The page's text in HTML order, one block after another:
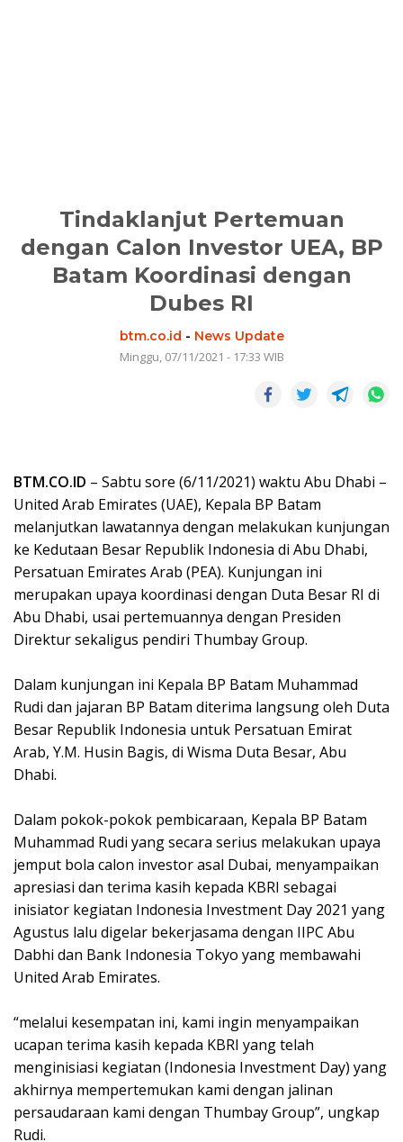
Tindaklanjut Pertemuan
dengan Calon Investor UEA, BP
Batam Koordinasi dengan
Dubes RI
btm.co.id - News Update
Minggu, 07/11/2021 - 17:33 WIB
BTM.CO.ID – Sabtu sore (6/11/2021) waktu Abu Dhabi –
United Arab Emirates (UAE), Kepala BP Batam
melanjutkan lawatannya dengan melakukan kunjungan
ke Kedutaan Besar Republik Indonesia di Abu Dhabi,
Persatuan Emirates Arab (PEA). Kunjungan ini
merupakan upaya koordinasi dengan Duta Besar RI di
Abu Dhabi, usai pertemuannya dengan Presiden
Direktur sekaligus pendiri Thumbay Group.
Dalam kunjungan ini Kepala BP Batam Muhammad
Rudi dan jajaran BP Batam diterima langsung oleh Duta
Besar Republik Indonesia untuk Persatuan Emirat
Arab, Y.M. Husin Bagis, di Wisma Duta Besar, Abu
Dhabi.
Dalam pokok-pokok pembicaraan, Kepala BP Batam
Muhammad Rudi yang secara serius melakukan upaya
jemput bola calon investor asal Dubai, menyampaikan
apresiasi dan terima kasih kepada KBRI sebagai
inisiator kegiatan Indonesia Investment Day 2021 yang
Agustus lalu digelar bekerjasama dengan IIPC Abu
Dabhi dan Bank Indonesia Tokyo yang membawahi
United Arab Emirates.
“melalui kesempatan ini, kami ingin menyampaikan
ucapan terima kasih kepada KBRI yang telah
menginisiasi kegiatan (Indonesia Investment Day) yang
akhirnya mempertemukan kami dengan jalinan
persaudaraan kami dengan Thumbay Group”, ungkap
Rudi.